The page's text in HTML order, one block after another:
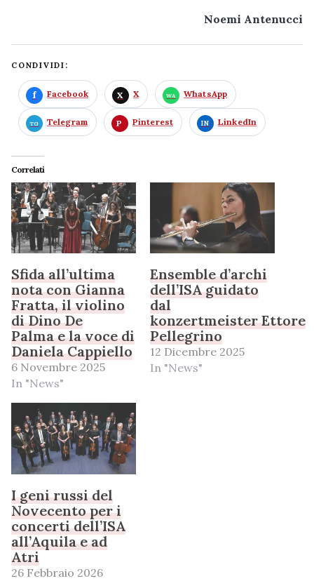
Noemi Antenucci
CONDIVIDI:
Facebook X WhatsApp
Telegram Pinterest LinkedIn
Correlati
Sfida all’ultima
nota con Gianna
Fratta, il violino
di Dino De
Palma e la voce di
Daniela Cappiello
6 Novembre 2025
In "News"
Ensemble d’archi
dell’ISA guidato
dal
konzertmeister Ettore
Pellegrino
12 Dicembre 2025
In "News"
I geni russi del
Novecento per i
concerti dell’ISA
all’Aquila e ad
Atri
26 Febbraio 2026